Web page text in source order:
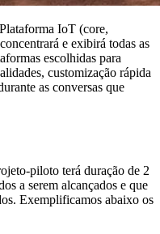
IoT (core,
e exibirá todas as
escolhidas para
customização rápida
as conversas que
piloto terá duração de 2
a serem alcançados e que
Exemplificamos abaixo os